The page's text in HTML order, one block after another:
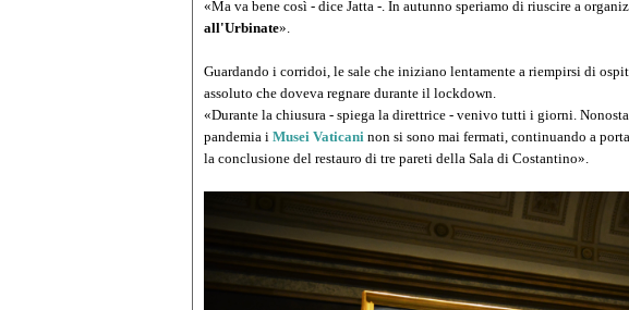
«Ma va bene così - dice Jatta -. In autunno speriamo di riuscire a
all'Urbinate».
Guardando i corridoi, le sale che iniziano lentamente a riempirsi di
assoluto che doveva regnare durante il lockdown.
«Durante la chiusura - spiega la direttrice - venivo tutti i giorni.
pandemia i Musei Vaticani non si sono mai fermati, continuando a
la conclusione del restauro di tre pareti della Sala di Costantino».